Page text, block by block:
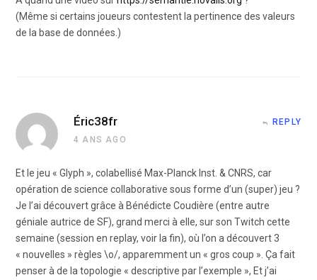
(Même si certains joueurs contestent la pertinence des valeurs
de la base de données.)
Éric38fr
4 ANS AGO
REPLY
Et le jeu « Glyph », colabellisé Max-Planck Inst. & CNRS, car
opération de science collaborative sous forme d’un (super) jeu ?
Je l’ai découvert grâce à Bénédicte Coudière (entre autre
géniale autrice de SF), grand merci à elle, sur son Twitch cette
semaine (session en replay, voir la fin), où l’on a découvert 3
« nouvelles » règles \o/, apparemment un « gros coup ». Ça fait
penser à de la topologie « descriptive par l’exemple », Et j’ai